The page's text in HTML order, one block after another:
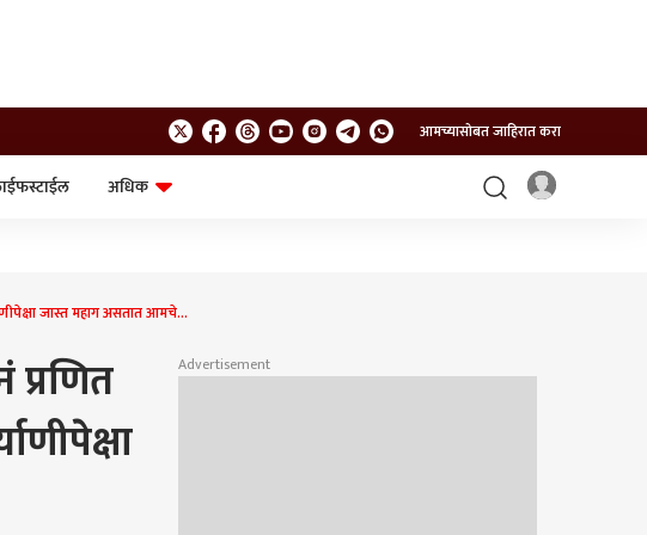
आमच्यासोबत जाहिरात करा
अधिक
जास्त महाग असतात आमचे...
Advertisement